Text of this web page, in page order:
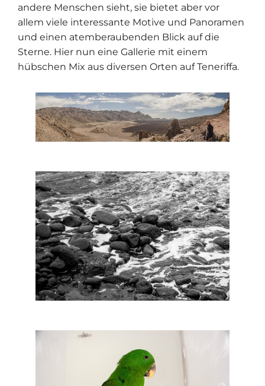
andere Menschen sieht, sie bietet aber vor
allem viele interessante Motive und Panoramen
und einen atemberaubenden Blick auf die
Sterne. Hier nun eine Gallerie mit einem
hübschen Mix aus diversen Orten auf Teneriffa.